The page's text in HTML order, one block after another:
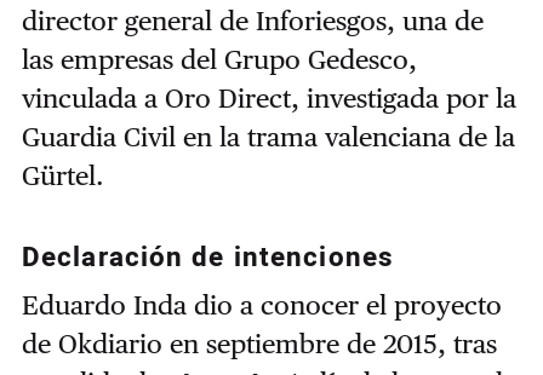
director general de Inforiesgos, una de
las empresas del Grupo Gedesco,
vinculada a Oro Direct, investigada por la
Guardia Civil en la trama valenciana de la
Gürtel.
Declaración de intenciones
Eduardo Inda dio a conocer el proyecto
de Okdiario en septiembre de 2015, tras